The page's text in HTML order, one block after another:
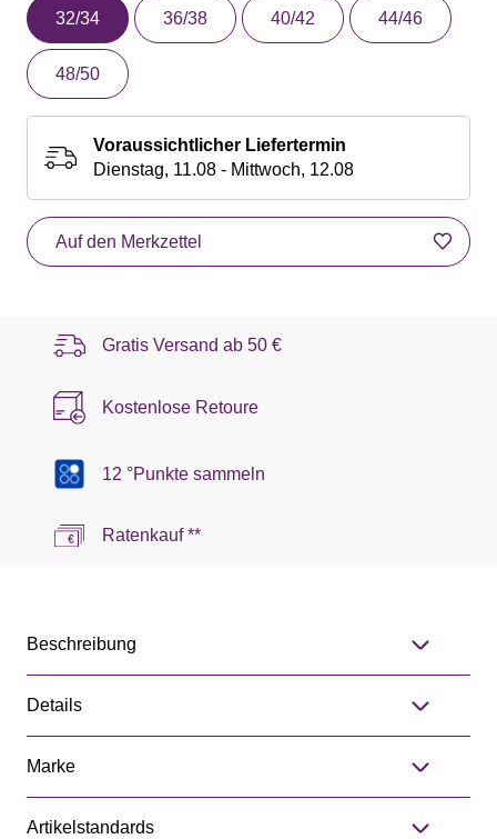
32/34 36/38 40/42 44/46
48/50
Voraussichtlicher Liefertermin
Dienstag, 11.08 - Mittwoch, 12.08
Auf den Merkzettel
Gratis Versand ab 50 €
Kostenlose Retoure
12 °Punkte sammeln
Ratenkauf **
Beschreibung
Details
Marke
Artikelstandards